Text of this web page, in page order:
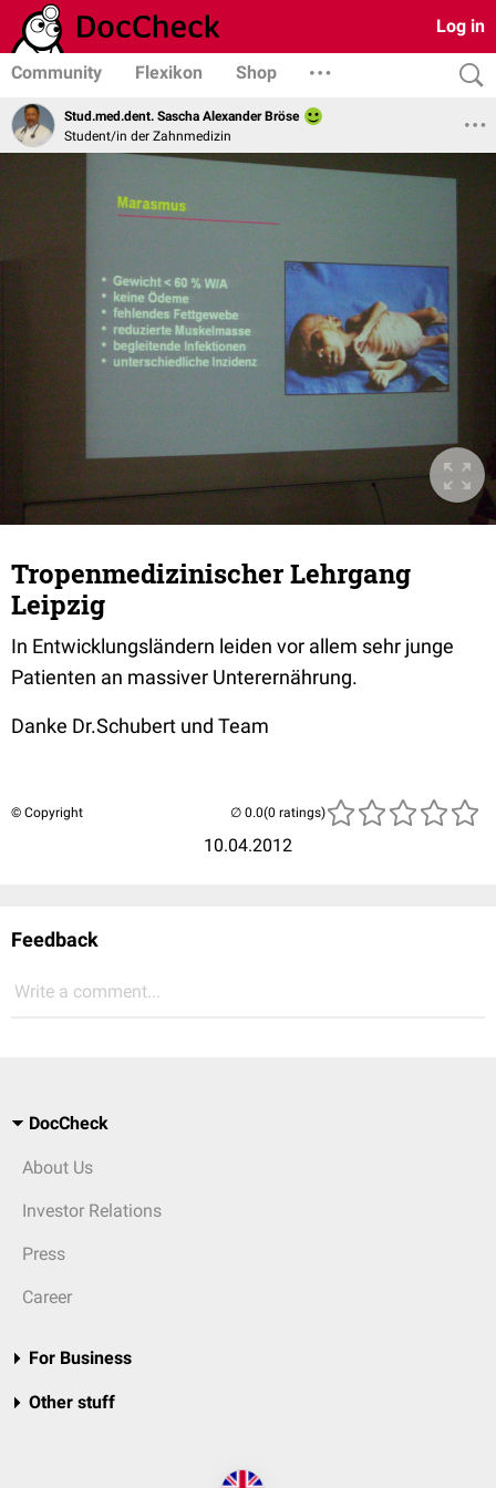
Log in
Community Flexikon Shop
Stud.med.dent. Sascha Alexander Bröse
Student/in der Zahnmedizin
Tropenmedizinischer Lehrgang
Leipzig
In Entwicklungsländern leiden vor allem sehr junge
Patienten an massiver Unterernährung.
Danke Dr.Schubert und Team
© Copyright
10.04.2012
(0 ratings)
Feedback
Write a comment...
DocCheck
About Us
Investor Relations
Press
Career
For Business
Other stuff